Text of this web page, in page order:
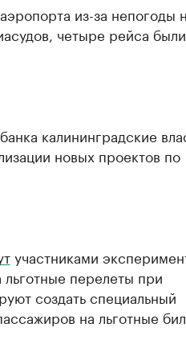
из-за непогоды
четыре рейса были
калининградские
новых проектов по
участниками
перелеты при
создать специальный
на льготные